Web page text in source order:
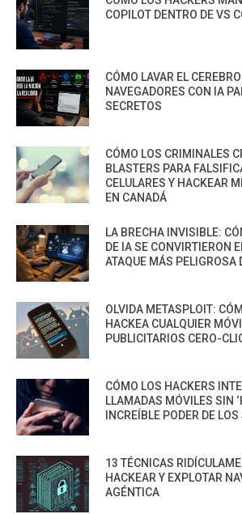
COPILOT DENTRO DE VS
CÓMO LAVAR EL
NAVEGADORES CON IA
SECRETOS
CÓMO LOS CRIMINALES
BLASTERS PARA
CELULARES Y HACKEAR
EN CANADÁ
LA BRECHA INVISIBLE:
DE IA SE CONVIRTIERON
ATAQUE MÁS
OLVIDA METASPLOIT:
HACKEA CUALQUIER
PUBLICITARIOS CERO-
CÓMO LOS HACKERS
LLAMADAS MÓVILES SIN
INCREÍBLE PODER DE
13 TÉCNICAS
HACKEAR Y EXPLOTAR
AGÉNTICA